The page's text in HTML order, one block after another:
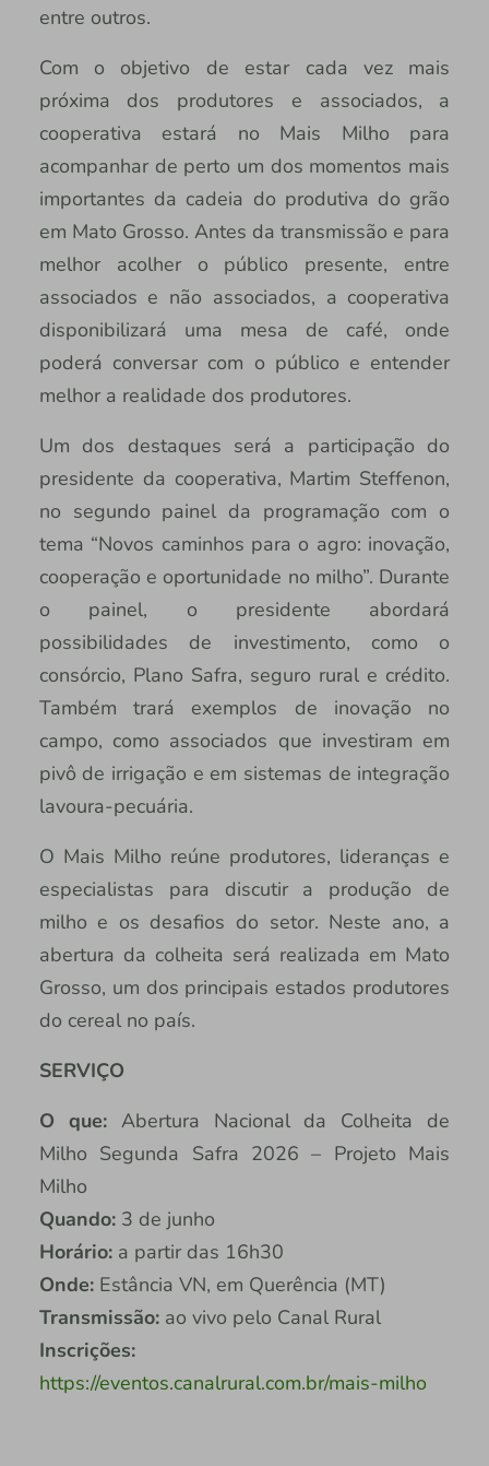
entre outros.
Com o objetivo de estar cada vez mais
próxima dos produtores e associados, a
cooperativa estará no Mais Milho para
acompanhar de perto um dos momentos mais
importantes da cadeia do produtiva do grão
em Mato Grosso. Antes da transmissão e para
melhor acolher o público presente, entre
associados e não associados, a cooperativa
disponibilizará uma mesa de café, onde
poderá conversar com o público e entender
melhor a realidade dos produtores.
Um dos destaques será a participação do
presidente da cooperativa, Martim Steffenon,
no segundo painel da programação com o
tema “Novos caminhos para o agro: inovação,
cooperação e oportunidade no milho”. Durante
o painel, o presidente abordará
possibilidades de investimento, como o
consórcio, Plano Safra, seguro rural e crédito.
Também trará exemplos de inovação no
campo, como associados que investiram em
pivô de irrigação e em sistemas de integração
lavoura-pecuária.
O Mais Milho reúne produtores, lideranças e
especialistas para discutir a produção de
milho e os desafios do setor. Neste ano, a
abertura da colheita será realizada em Mato
Grosso, um dos principais estados produtores
do cereal no país.
SERVIÇO
O que:Abertura Nacional da Colheita de
Milho Segunda Safra 2026 – Projeto Mais
Milho
Quando:3 de junho
Horário: a partir das 16h30
Onde: Estância VN, em Querência (MT)
Transmissão:ao vivo pelo Canal Rural
Inscrições:
https://eventos.canalrural.com.br/mais-milho